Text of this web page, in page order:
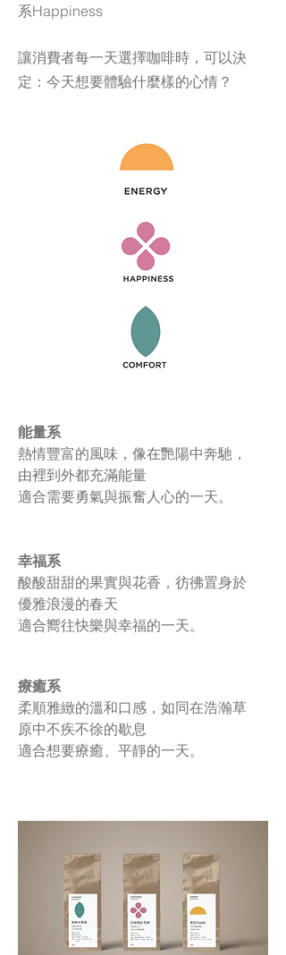
系Happiness
讓消費者每一天選擇咖啡時，可以決
定：今天想要體驗什麼樣的心情？
能量系
熱情豐富的風味，像在艷陽中奔馳，
由裡到外都充滿能量
適合需要勇氣與振奮人心的一天。
幸福系
酸酸甜甜的果實與花香， 彷彿置身於
優雅浪漫的春天
適合嚮往快樂與幸福的一天。
療癒系
柔順雅緻的溫和口感， 如同在浩瀚草
原中不疾不徐的歇息
適合想要療癒、平靜的一天。